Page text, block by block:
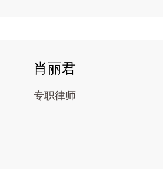
肖丽君
专职律师